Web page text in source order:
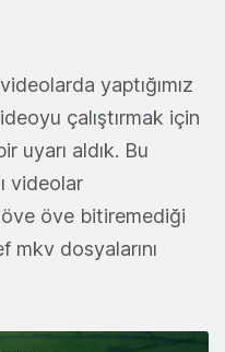
yaptığımız
çalıştırmak için
uyarı aldık. Bu
videolar
öve bitiremediği
mkv dosyalarını